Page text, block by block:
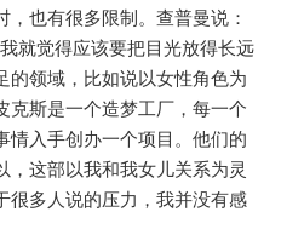
也有很多限制。查普曼说：
就觉得应该要把目光放得长远
的领域，比如说以女性角色为
克斯是一个造梦工厂，每一个
情入手创办一个项目。他们的
这部以我和我女儿关系为灵
很多人说的压力，我并没有感